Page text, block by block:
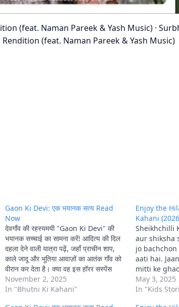
(feat. Naman Pareek & Yash Music) ·
Rendition (feat. Naman Pareek & Yash Music)
Gaon Ki Devi: एक भयानक सत्य Read
Now
देवगाँव की रहस्यमयी "Gaon Ki Devi" की
भयानक सच्चाई का सामना करें! आदित्य की दिल
दहला देने वाली यात्रा पढ़ें, जहाँ प्राचीन शाप,
काले जादू और भूतिया आवाज़ों का आतंक गाँव को
वीरान कर देता है। क्या वह इस हॉरर सस्पेंस
स्टोरी से बच पाएगा?
November 2, 2025
In "Bhutni Ki Kahani"
Enjoy the
Kahani
Sheikhchilli
aur shiksha
jo
aati hai.
mitti ke
May 3, 2025
In "Kids